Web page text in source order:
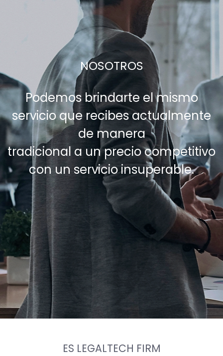
NOSOTROS
Podemos brindarte el mismo
servicio que recibes actualmente
de manera
tradicional a un precio competitivo
con un servicio insuperable.
ES LEGALTECH FIRM